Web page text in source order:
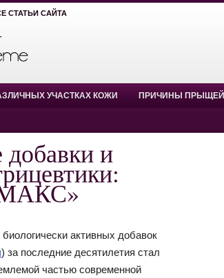
СТАТЬИ САЙТА
УЧАСТКАХ КОЖИ ПРИЧИНЫ ПРЫЩЕЙ
и
активных добавок
) за последние десятилетия стал
частью современной